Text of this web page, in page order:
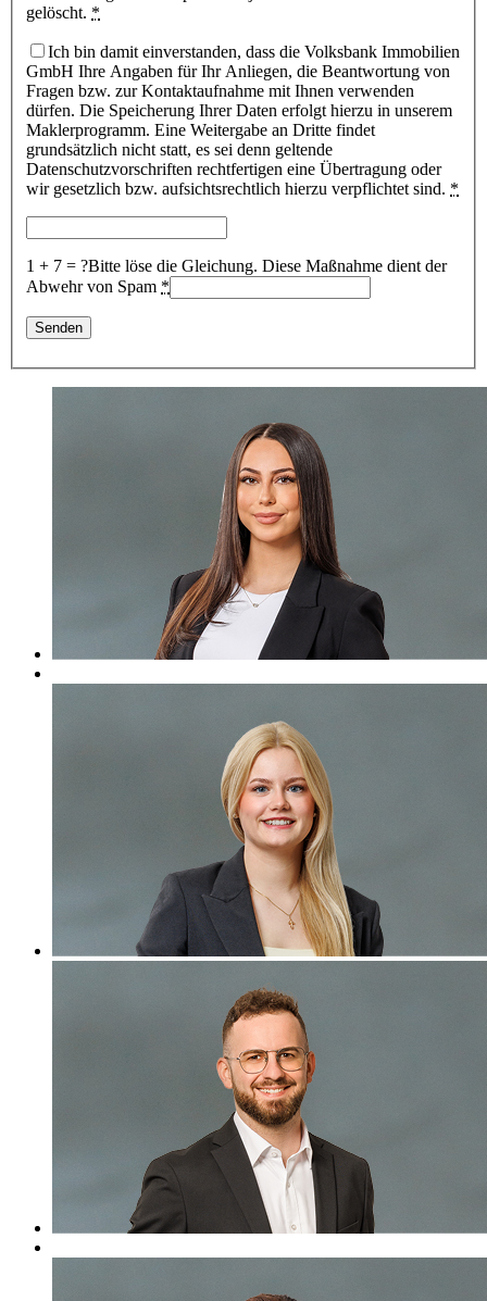
gelöscht. *
Ich bin damit einverstanden, dass die Volksbank Immobilien
GmbH Ihre Angaben für Ihr Anliegen, die Beantwortung von
Fragen bzw. zur Kontaktaufnahme mit Ihnen verwenden
dürfen. Die Speicherung Ihrer Daten erfolgt hierzu in unserem
Maklerprogramm. Eine Weitergabe an Dritte findet
grundsätzlich nicht statt, es sei denn geltende
Datenschutzvorschriften rechtfertigen eine Übertragung oder
wir gesetzlich bzw. aufsichtsrechtlich hierzu verpflichtet sind. *
1 + 7 = ?Bitte löse die Gleichung. Diese Maßnahme dient der
Abwehr von Spam *